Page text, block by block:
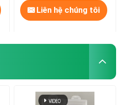
Liên hệ chúng tôi